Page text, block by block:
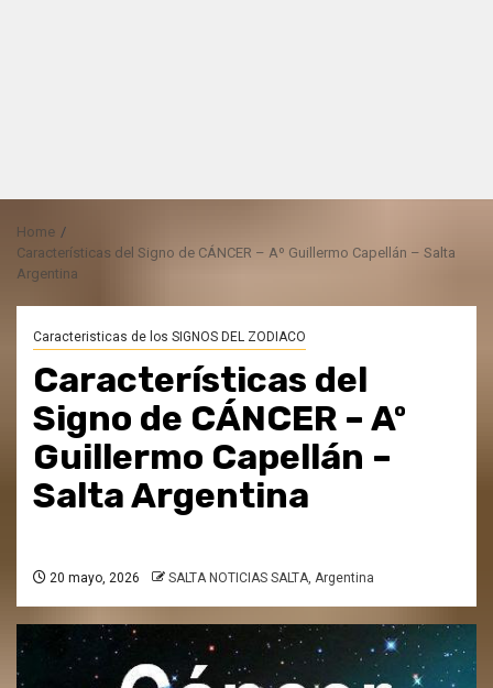
Home
Características del Signo de CÁNCER – Aº Guillermo Capellán – Salta
Argentina
Caracteristicas de los SIGNOS DEL ZODIACO
Características del
Signo de CÁNCER – Aº
Guillermo Capellán –
Salta Argentina
20 mayo, 2026 SALTA NOTICIAS SALTA, Argentina